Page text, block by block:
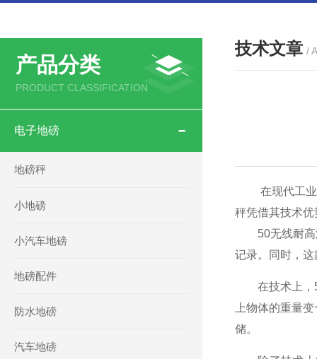
产品分类
PRODUCT CLASSIFICATION
电子地磅
地磅秤
小地磅
小汽车地磅
地磅配件
防水地磅
汽车地磅
技术文章 /
在现代工业领
秤凭借其技术
50无线耐高温
记录。同时，
在技术上，50
上物体的重量
储。